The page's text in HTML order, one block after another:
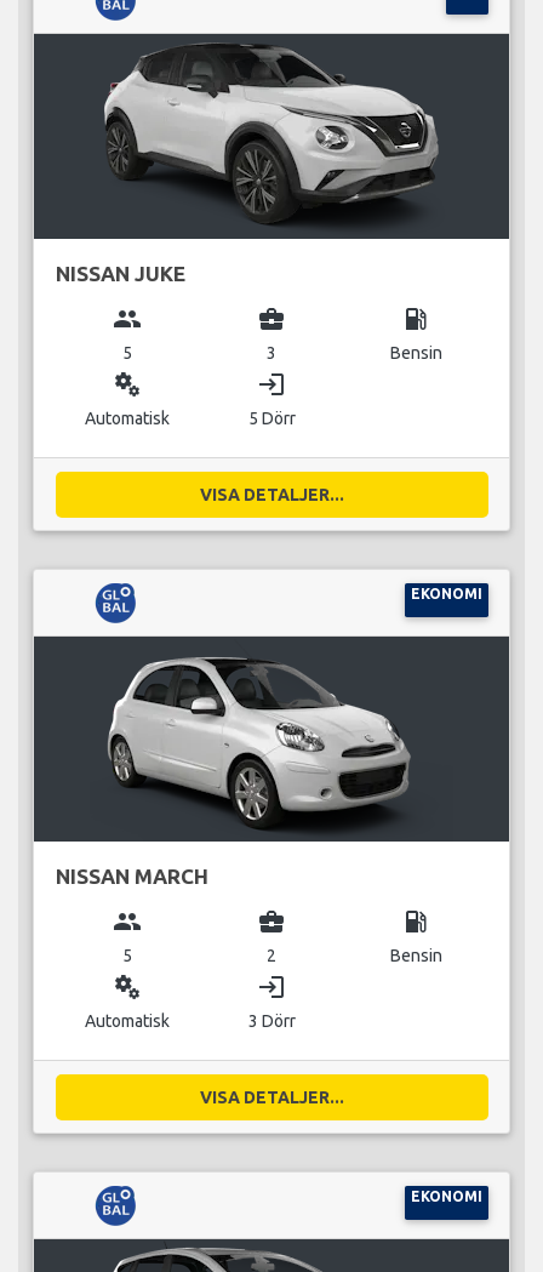
NISSAN JUKE
group
5
business_center
3
local_gas_station
Bensin
miscellaneous_services
Automatisk
login
5 Dörr
VISA DETALJER...
EKONOMI
NISSAN MARCH
group
5
business_center
2
local_gas_station
Bensin
miscellaneous_services
Automatisk
login
3 Dörr
VISA DETALJER...
EKONOMI